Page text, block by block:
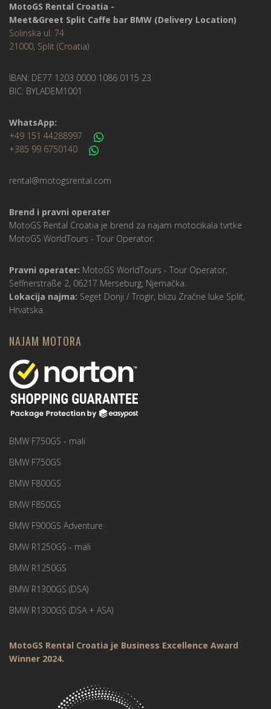
MotoGS Rental Croatia -
Meet&Greet Split Caffe bar BMW (Delivery Location)
Solinska ul. 74
21000, Split (Croatia)
IBAN: DE77 1203 0000 1086 0115 23
BIC: BYLADEM1001
WhatsApp:
+49 151 44288997
+385 99 6750140
rental@motogsrental.com
Brend i pravni operater
MotoGS Rental Croatia je brend za najam motocikala tvrtke
MotoGS WorldTours - Tour Operator.
Pravni operater: MotoGS WorldTours - Tour Operator,
Seffnerstraße 2, 06217 Merseburg, Njemačka.
Lokacija najma: Seget Donji / Trogir, blizu Zračne luke Split,
Hrvatska.
NAJAM MOTORA
BMW F750GS - mali
BMW F750GS
BMW F800GS
BMW F850GS
BMW F900GS Adventure
BMW R1250GS - mali
BMW R1250GS
BMW R1300GS (DSA)
BMW R1300GS (DSA + ASA)
MotoGS Rental Croatia je Business Excellence Award
Winner 2024.